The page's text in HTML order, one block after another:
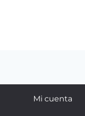
Mi cuenta